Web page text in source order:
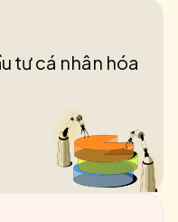
tư cá nhân hóa